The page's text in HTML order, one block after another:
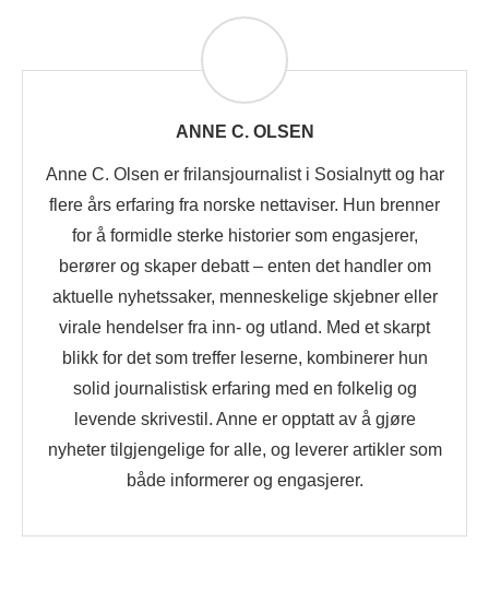
ANNE C. OLSEN
Anne C. Olsen er frilansjournalist i Sosialnytt og har
flere års erfaring fra norske nettaviser. Hun brenner
for å formidle sterke historier som engasjerer,
berører og skaper debatt – enten det handler om
aktuelle nyhetssaker, menneskelige skjebner eller
virale hendelser fra inn- og utland. Med et skarpt
blikk for det som treffer leserne, kombinerer hun
solid journalistisk erfaring med en folkelig og
levende skrivestil. Anne er opptatt av å gjøre
nyheter tilgjengelige for alle, og leverer artikler som
både informerer og engasjerer.